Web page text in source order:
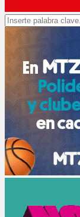
Search
for: